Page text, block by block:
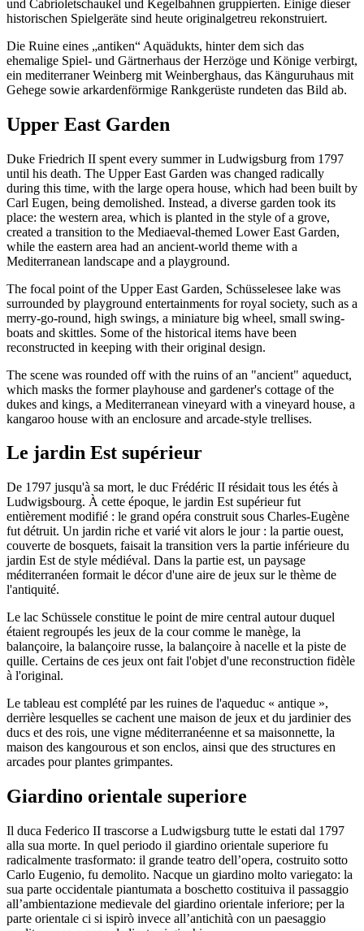
und Cabrioletschaukel und Kegelbahnen gruppierten. Einige dieser
historischen Spielgeräte sind heute originalgetreu rekonstruiert.
Die Ruine eines „antiken“ Aquädukts, hinter dem sich das
ehemalige Spiel- und Gärtnerhaus der Herzöge und Könige verbirgt,
ein mediterraner Weinberg mit Weinberghaus, das Känguruhaus mit
Gehege sowie arkardenförmige Rankgerüste rundeten das Bild ab.
Upper East Garden
Duke Friedrich II spent every summer in Ludwigsburg from 1797
until his death. The Upper East Garden was changed radically
during this time, with the large opera house, which had been built by
Carl Eugen, being demolished. Instead, a diverse garden took its
place: the western area, which is planted in the style of a grove,
created a transition to the Mediaeval-themed Lower East Garden,
while the eastern area had an ancient-world theme with a
Mediterranean landscape and a playground.
The focal point of the Upper East Garden, Schüsselesee lake was
surrounded by playground entertainments for royal society, such as a
merry-go-round, high swings, a miniature big wheel, small swing-
boats and skittles. Some of the historical items have been
reconstructed in keeping with their original design.
The scene was rounded off with the ruins of an "ancient" aqueduct,
which masks the former playhouse and gardener's cottage of the
dukes and kings, a Mediterranean vineyard with a vineyard house, a
kangaroo house with an enclosure and arcade-style trellises.
Le jardin Est supérieur
De 1797 jusqu'à sa mort, le duc Frédéric II résidait tous les étés à
Ludwigsbourg. À cette époque, le jardin Est supérieur fut
entièrement modifié : le grand opéra construit sous Charles-Eugène
fut détruit. Un jardin riche et varié vit alors le jour : la partie ouest,
couverte de bosquets, faisait la transition vers la partie inférieure du
jardin Est de style médiéval. Dans la partie est, un paysage
méditerranéen formait le décor d'une aire de jeux sur le thème de
l'antiquité.
Le lac Schüssele constitue le point de mire central autour duquel
étaient regroupés les jeux de la cour comme le manège, la
balançoire, la balançoire russe, la balançoire à nacelle et la piste de
quille. Certains de ces jeux ont fait l'objet d'une reconstruction fidèle
à l'original.
Le tableau est complété par les ruines de l'aqueduc « antique »,
derrière lesquelles se cachent une maison de jeux et du jardinier des
ducs et des rois, une vigne méditerranéenne et sa maisonnette, la
maison des kangourous et son enclos, ainsi que des structures en
arcades pour plantes grimpantes.
Giardino orientale superiore
Il duca Federico II trascorse a Ludwigsburg tutte le estati dal 1797
alla sua morte. In quel periodo il giardino orientale superiore fu
radicalmente trasformato: il grande teatro dell’opera, costruito sotto
Carlo Eugenio, fu demolito. Nacque un giardino molto variegato: la
sua parte occidentale piantumata a boschetto costituiva il passaggio
all’ambientazione medievale del giardino orientale inferiore; per la
parte orientale ci si ispirò invece all’antichità con un paesaggio